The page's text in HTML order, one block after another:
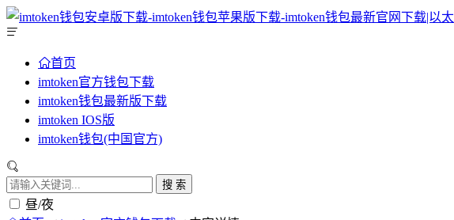
首页
imtoken官方钱包下载
imtoken钱包最新版下载
imtoken IOS版
imtoken钱包(中国官方)
搜 索
昼/夜